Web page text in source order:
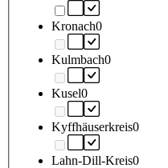
Kronach0
Kulmbach0
Kusel0
Kyffhäuserkreis0
Lahn-Dill-Kreis0